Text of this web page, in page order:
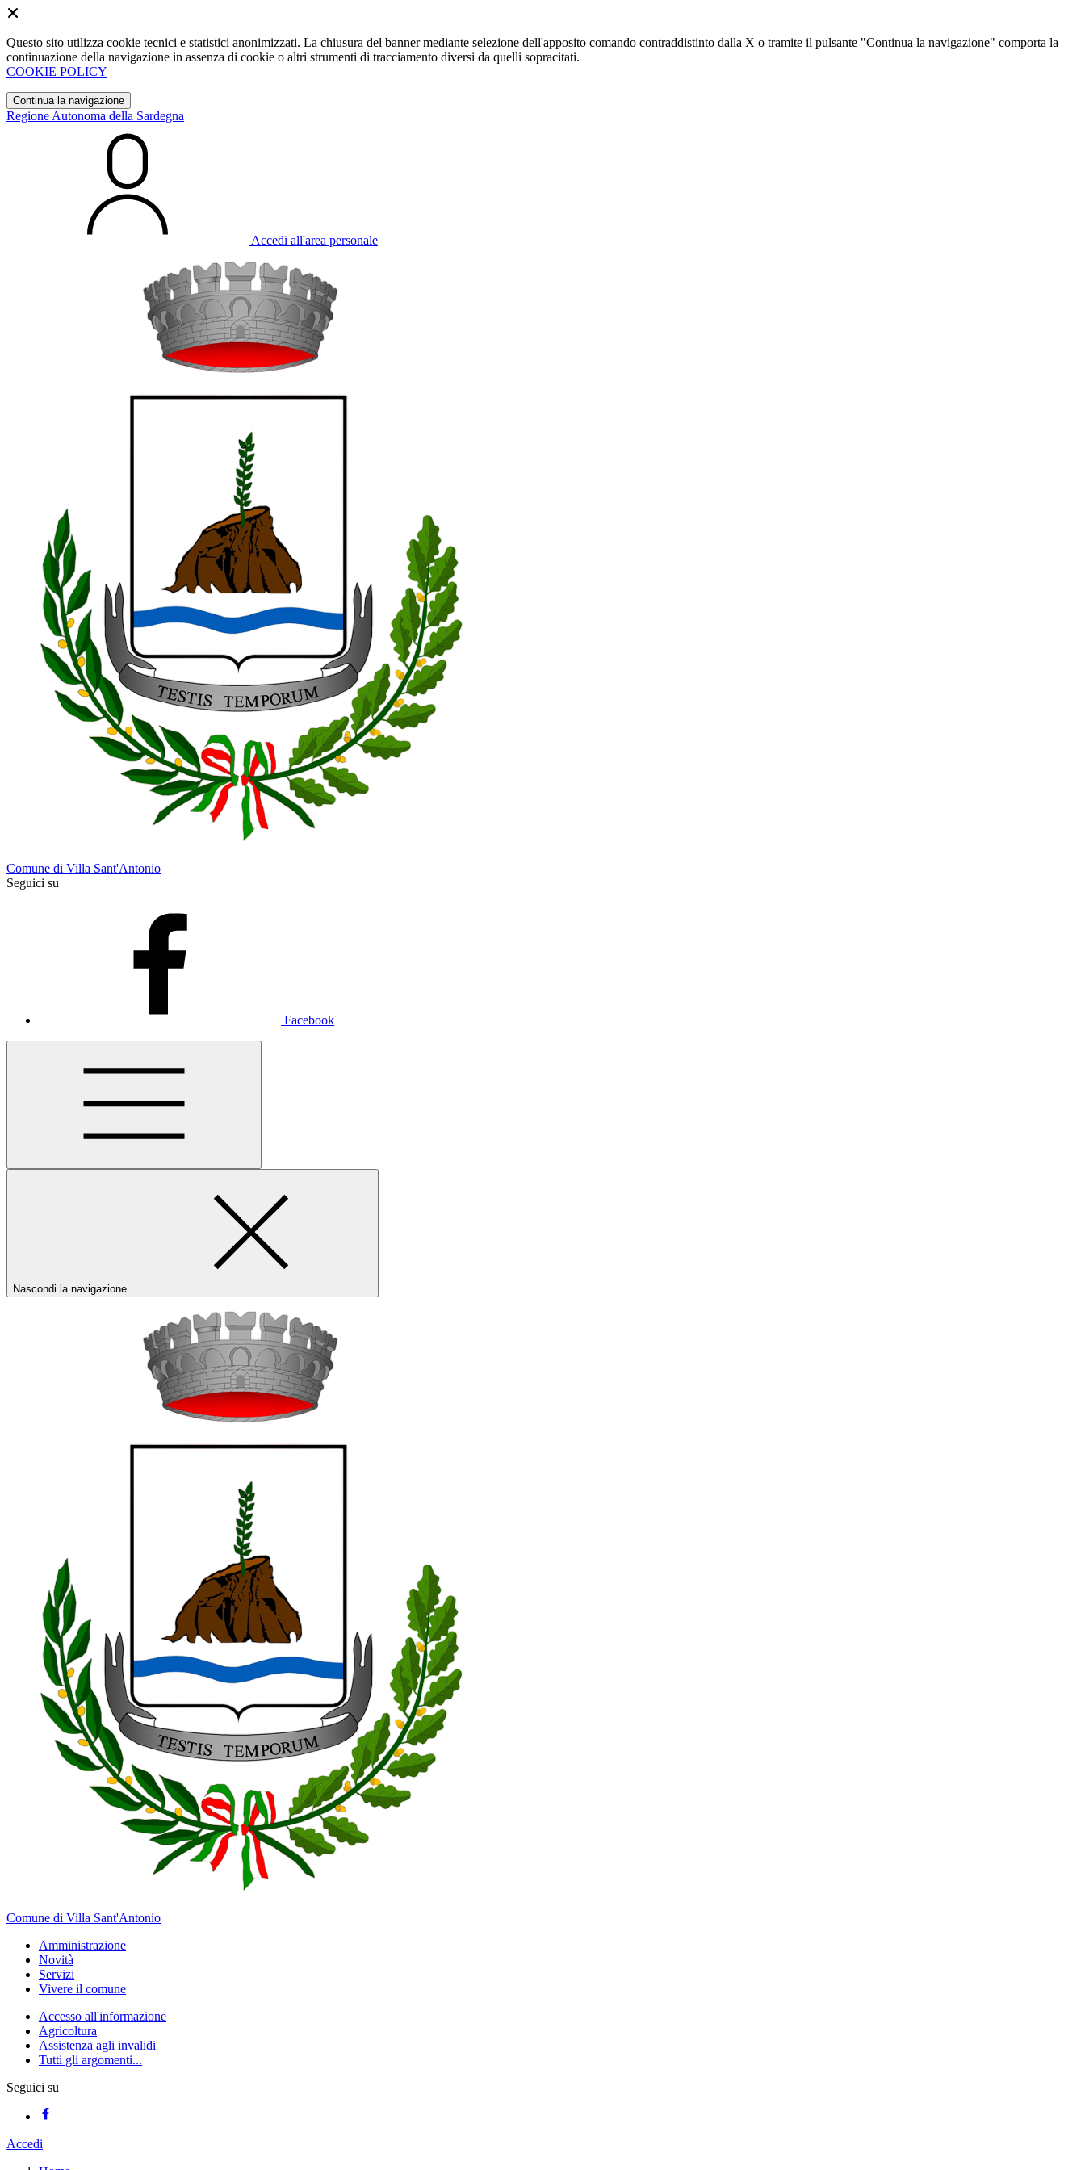
Questo sito utilizza cookie tecnici e statistici anonimizzati. La chiusura del banner mediante selezione dell'apposito comando contraddistinto dalla X o tramite il pulsante "Continua la navigazione" comporta la
continuazione della navigazione in assenza di cookie o altri strumenti di tracciamento diversi da quelli sopracitati.
COOKIE POLICY
Continua la navigazione
Regione Autonoma della Sardegna
Accedi all'area personale
Comune di Villa Sant'Antonio
Seguici su
Facebook
Nascondi la navigazione
Comune di Villa Sant'Antonio
Amministrazione
Novità
Servizi
Vivere il comune
Accesso all'informazione
Agricoltura
Assistenza agli invalidi
Tutti gli argomenti...
Seguici su
Accedi